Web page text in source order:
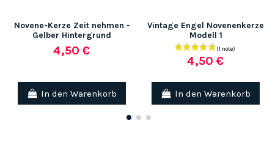
Novene-Kerze Zeit nehmen -
Gelber Hintergrund
4,50 €
In den Warenkorb
Vintage Engel Novenenkerze
Modell 1
4,50 €
In den Warenkorb